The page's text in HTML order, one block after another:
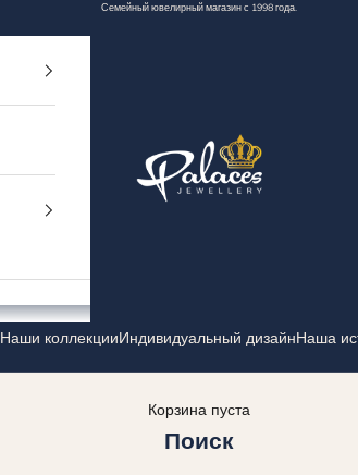
Семейный ювелирный магазин с 1998 года.
Palaces Jewellery
Наши коллекцииИндивидуальный дизайнНаша
Корзина пуста
Поиск